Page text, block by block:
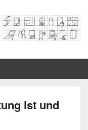
ist und